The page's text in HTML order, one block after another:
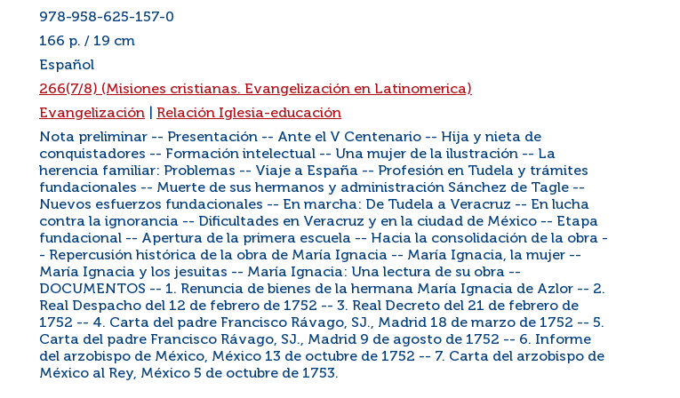
978-958-625-157-0
166 p. / 19 cm
Español
266(7/8) (Misiones cristianas. Evangelización en Latinomerica)
Evangelización
Relación Iglesia-educación
Nota preliminar -- Presentación -- Ante el V Centenario -- Hija y nieta de
conquistadores -- Formación intelectual -- Una mujer de la ilustración -- La
herencia familiar: Problemas -- Viaje a España -- Profesión en Tudela y trámites
fundacionales -- Muerte de sus hermanos y administración Sánchez de Tagle --
Nuevos esfuerzos fundacionales -- En marcha: De Tudela a Veracruz -- En lucha
contra la ignorancia -- Dificultades en Veracruz y en la ciudad de México -- Etapa
fundacional -- Apertura de la primera escuela -- Hacia la consolidación de la obra -
- Repercusión histórica de la obra de María Ignacia -- María Ignacia, la mujer --
María Ignacia y los jesuitas -- María Ignacia: Una lectura de su obra --
DOCUMENTOS -- 1. Renuncia de bienes de la hermana María Ignacia de Azlor -- 2.
Real Despacho del 12 de febrero de 1752 -- 3. Real Decreto del 21 de febrero de
1752 -- 4. Carta del padre Francisco Rávago, SJ., Madrid 18 de marzo de 1752 -- 5.
Carta del padre Francisco Rávago, SJ., Madrid 9 de agosto de 1752 -- 6. Informe
del arzobispo de México, México 13 de octubre de 1752 -- 7. Carta del arzobispo de
México al Rey, México 5 de octubre de 1753.